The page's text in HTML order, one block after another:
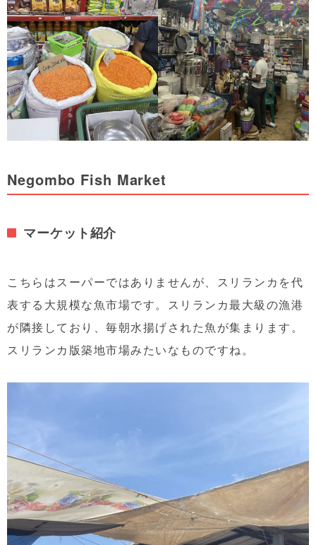
Negombo Fish Market
マーケット紹介
こちらはスーパーではありませんが、スリランカを代
表する大規模な魚市場です。スリランカ最大級の漁港
が隣接しており、毎朝水揚げされた魚が集まります。
スリランカ版築地市場みたいなものですね。